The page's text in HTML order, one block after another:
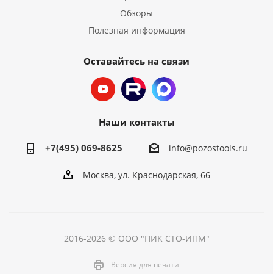
Обзоры
Полезная информация
Оставайтесь на связи
Наши контакты
+7(495) 069-8625 info@pozostools.ru
Москва, ул. Краснодарская, 66
2016-2026 © ООО "ПИК СТО-ИПМ"
Версия для печати